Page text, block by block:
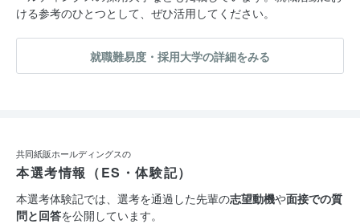
ける参考のひとつとして、ぜひ活用してください。
就職難易度・採用大学の詳細をみる
共同紙販ホールディングスの
本選考情報（ES・体験記）
本選考体験記では、選考を通過した先輩の志望動機や面接での質
問と回答を公開しています。